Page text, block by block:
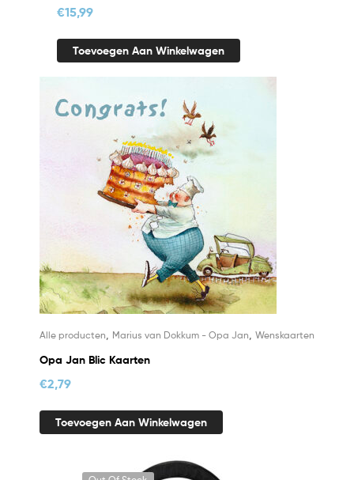
€15,99
Toevoegen Aan Winkelwagen
Alle producten Marius van Dokkum - Opa Jan Wenskaarten
Opa Jan Blic Kaarten
€2,79
Toevoegen Aan Winkelwagen